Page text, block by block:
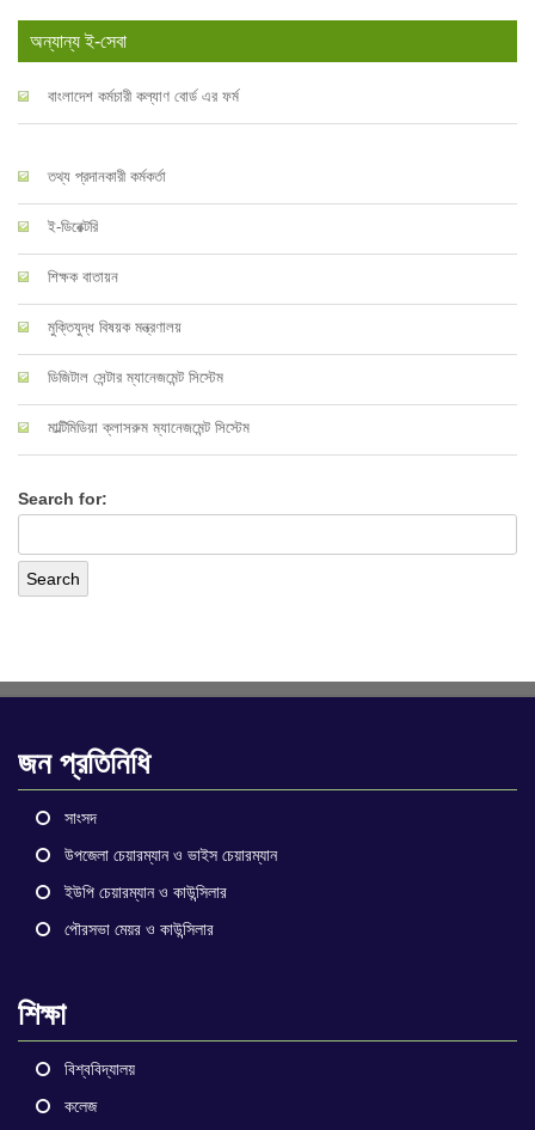
অন্যান্য ই-সেবা
বাংলাদেশ কর্মচারী কল্যাণ বোর্ড এর ফর্ম
তথ্য প্রদানকারী কর্মকর্তা
ই-ডিরেক্টরি
শিক্ষক বাতায়ন
মুক্তিযুদ্ধ বিষয়ক মন্ত্রণালয়
ডিজিটাল সেন্টার ম্যানেজমেন্ট সিস্টেম
মাল্টিমিডিয়া ক্লাসরুম ম্যানেজমেন্ট সিস্টেম
Search for:
জন প্রতিনিধি
সাংসদ
উপজেলা চেয়ারম্যান ও ভাইস চেয়ারম্যান
ইউপি চেয়ারম্যান ও কাউন্সিলার
পৌরসভা মেয়র ও কাউন্সিলার
শিক্ষা
বিশ্ববিদ্যালয়
কলেজ